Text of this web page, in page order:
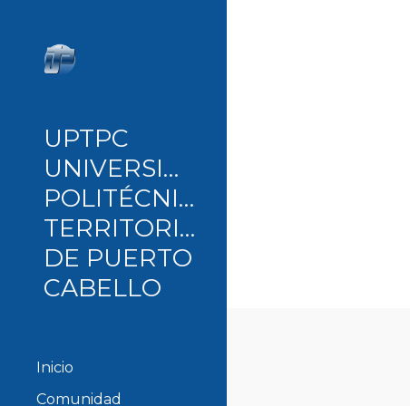
UPTPC
UNIVERSIDAD
POLITÉCNICA
TERRITORIAL
DE PUERTO
CABELLO
Inicio
Comunidad